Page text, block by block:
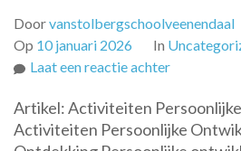
Doorvanstolbergschoolveenendaal
Op 10 januari 2026 In
Laat een reactie achterop
de
Kracht
Artikel: Activiteiten
Activiteiten Persoonlijke